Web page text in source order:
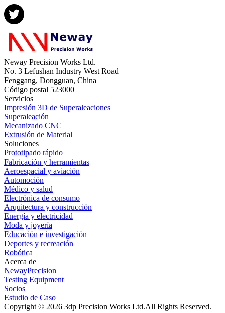
Neway Precision Works Ltd.
No. 3 Lefushan Industry West Road
Fenggang, Dongguan, China
Código postal 523000
Servicios
Impresión 3D de Superaleaciones
Superaleación
Mecanizado CNC
Extrusión de Material
Soluciones
Prototipado rápido
Fabricación y herramientas
Aeroespacial y aviación
Automoción
Médico y salud
Electrónica de consumo
Arquitectura y construcción
Energía y electricidad
Moda y joyería
Educación e investigación
Deportes y recreación
Robótica
Acerca de
NewayPrecision
Testing Equipment
Socios
Estudio de Caso
Copyright © 2026 3dp Precision Works Ltd.All Rights Reserved.